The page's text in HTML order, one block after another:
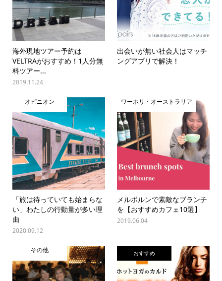
海外現地ツアー予約は
VELTRAがおすすめ！1人分無
料ツアー...
2019.11.24
出会いが無い社会人はマッチ
ングアプリで解決！
オピニオン
「旅は待っていても始まらな
い」わたしの行動量が多い理
由
2020.09.12
ワーホリ・オーストラリア
メルボルンで素敵なブランチ
を【おすすめカフェ10選】
2019.06.04
その他 おすすめ